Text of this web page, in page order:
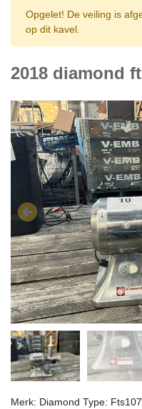
Opgelet! De veiling is
op dit kavel.
2018 diamond
Merk: Diamond Type: